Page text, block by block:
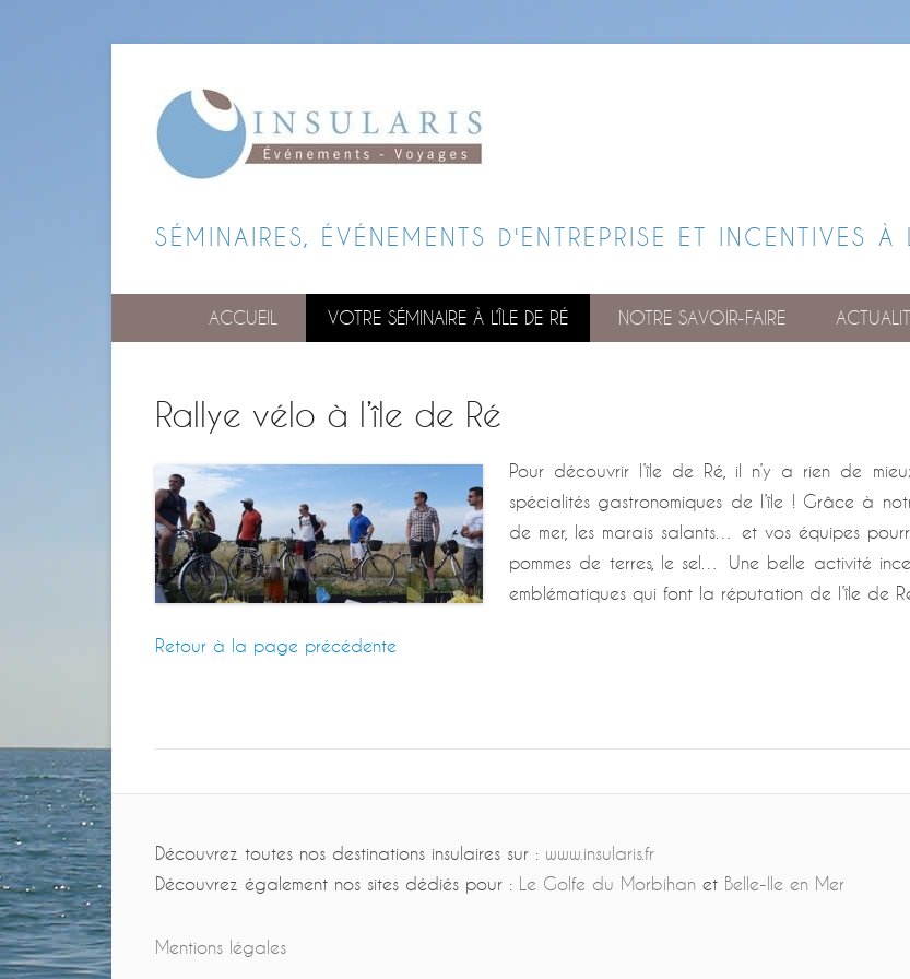
SÉMINAIRES, ÉVÉNEMENTS D'ENTREPRISE ET INCENTIVES À
ACCUEIL VOTRE SÉMINAIRE À L’ÎLE DE RÉ NOTRE SAVOIR-FAIRE
Rallye vélo à l’île de Ré
Pour découvrir l’île de Ré, il n’y a rien de
spécialités gastronomiques de l’île ! Grâce à
de mer, les marais salants… et vos équipes
pommes de terres, le sel… Une belle activité
emblématiques qui font la réputation de l’île de
Retour à la page précédente
Découvrez toutes nos destinations insulaires sur : www.insularis.fr
Découvrez également nos sites dédiés pour : Le Golfe du Morbihan et Belle-Ile en Mer
Mentions légales